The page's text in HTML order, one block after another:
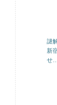
謎
新
せ